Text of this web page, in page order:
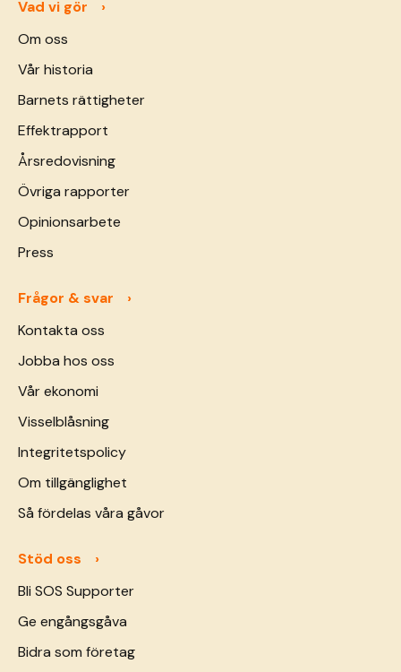
Vad vi gör
Om oss
Vår historia
Barnets rättigheter
Effektrapport
Årsredovisning
Övriga rapporter
Opinionsarbete
Press
Frågor & svar
Kontakta oss
Jobba hos oss
Vår ekonomi
Visselblåsning
Integritetspolicy
Om tillgänglighet
Så fördelas våra gåvor
Stöd oss
Bli SOS Supporter
Ge engångsgåva
Bidra som företag